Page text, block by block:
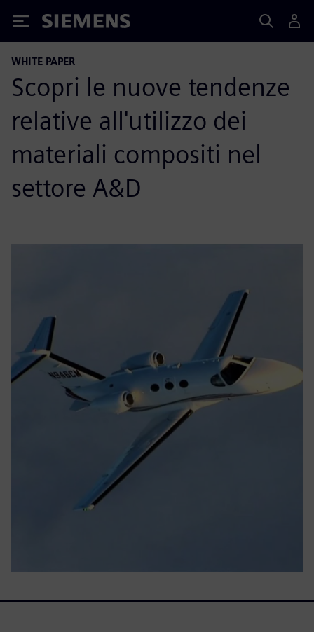
Siemens
WHITE PAPER
Scopri le nuove tendenze
relative all'utilizzo dei
materiali compositi nel
settore A&D